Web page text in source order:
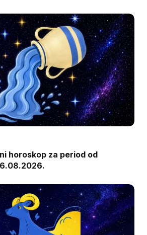
horoskop za period od